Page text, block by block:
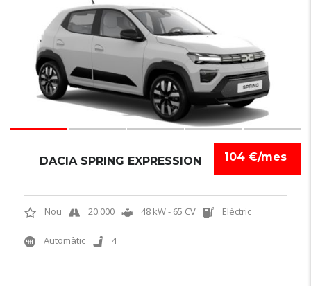
104 €/mes
DACIA SPRING EXPRESSION
Nou 20.000 48 kW - 65 CV Elèctric
Automàtic 4